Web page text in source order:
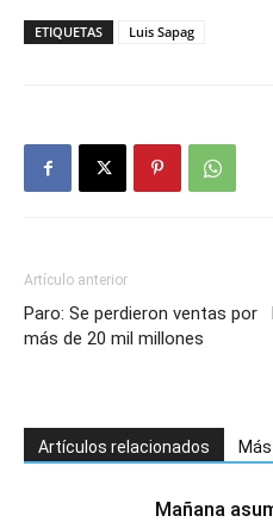
ETIQUETAS Luis Sapag
Artículo anterior
Paro: Se perdieron ventas por
más de 20 mil millones
Artículos relacionados
Mañana